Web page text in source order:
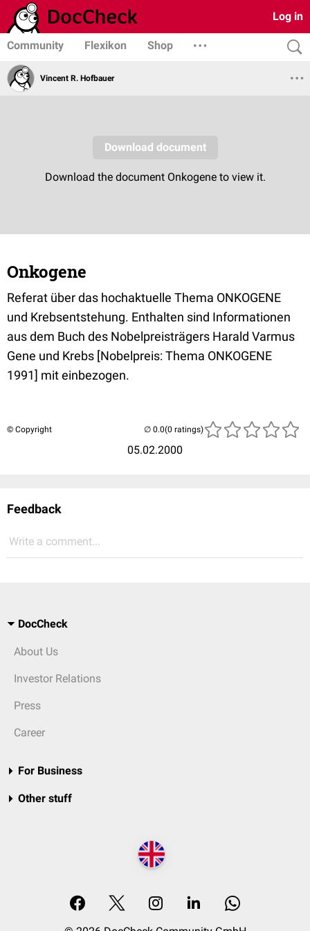
Log in
Community Flexikon Shop
Vincent R. Hofbauer
Onkogene
Referat über das hochaktuelle Thema ONKOGENE
und Krebsentstehung. Enthalten sind Informationen
aus dem Buch des Nobelpreisträgers Harald Varmus
Gene und Krebs [Nobelpreis: Thema ONKOGENE
1991] mit einbezogen.
© Copyright
05.02.2000
(0 ratings)
Feedback
Write a comment...
DocCheck
About Us
Investor Relations
Press
Career
For Business
Other stuff